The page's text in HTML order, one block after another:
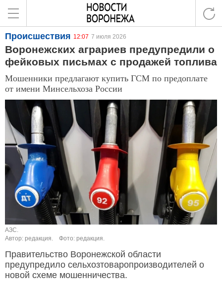
Происшествия 12:07 7 июля 2026
Воронежских аграриев предупредили о
фейковых письмах с продажей топлива
Мошенники предлагают купить ГСМ по предоплате
от имени Минсельхоза России
АЗС.
Автор: редакция.
Фото: редакция.
Правительство Воронежской области
предупредило сельхозтоваропроизводителей о
новой схеме мошенничества.